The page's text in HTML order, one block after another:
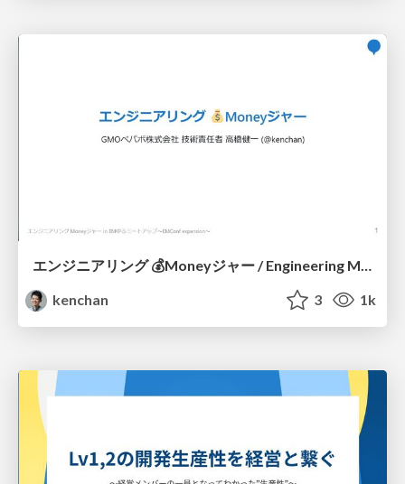
エンジニアリング 💰Moneyジャー / Engineering Money-ger
kenchan
3 1k